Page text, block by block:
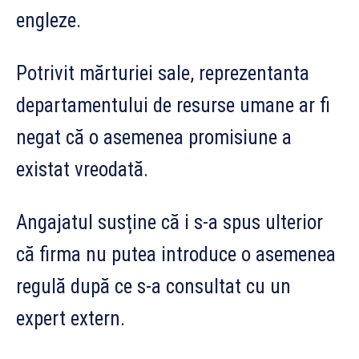
engleze.
Potrivit mărturiei sale, reprezentanta
departamentului de resurse umane ar fi
negat că o asemenea promisiune a
existat vreodată.
Angajatul susține că i s-a spus ulterior
că firma nu putea introduce o asemenea
regulă după ce s-a consultat cu un
expert extern.